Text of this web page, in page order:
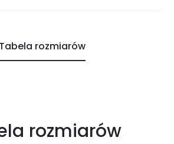
Tabela rozmiarów
rozmiarów